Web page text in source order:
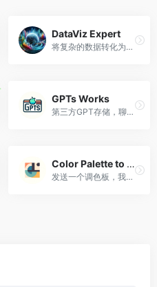
DataViz Expert
将复杂的数据转化为清晰的视觉效果
GPTs Works
第三方GPT存储，聊天搜索GPT。
Color Palette to Abstract Art
发送一个调色板，我将生成令人惊叹的抽象艺术！